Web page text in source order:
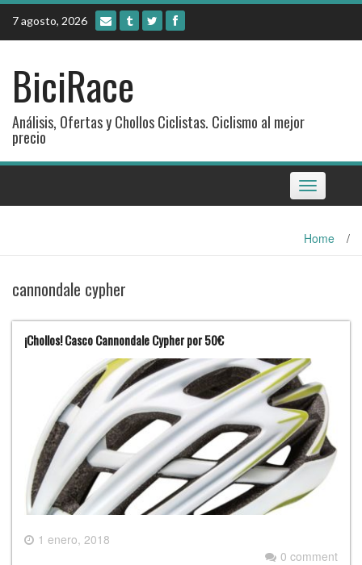
Skip
content
7 agosto, 2026
BiciRace
Análisis, Ofertas y Chollos Ciclistas. Ciclismo al mejor
precio
Toggle
navigation
Home /
cannondale cypher
¡Chollos! Casco Cannondale Cypher por 50€
1 enero, 2018
0 comment